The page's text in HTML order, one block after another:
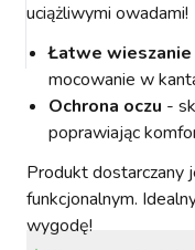
uciążliwymi owadami!
Łatwe wieszanie
mocowanie w
Ochrona oczu -
poprawiając
Produkt dostarczany
funkcjonalnym.
wygodę!